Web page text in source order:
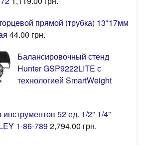
прямой (трубка) 13*17мм
44.00 грн.
Балансировочный стенд
Hunter GSP9222LITE с
технологией SmartWeight
52 ед. 1/2" 1/4"
1-86-7892,794.00 грн.